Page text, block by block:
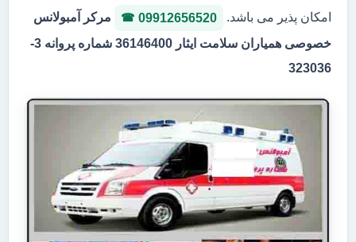
امکان پذیر می باشد.
09912656520
مرکر آمبولانس
خصوصی همیاران سلامت ایثار 36146400 شماره پروانه 3-
323036